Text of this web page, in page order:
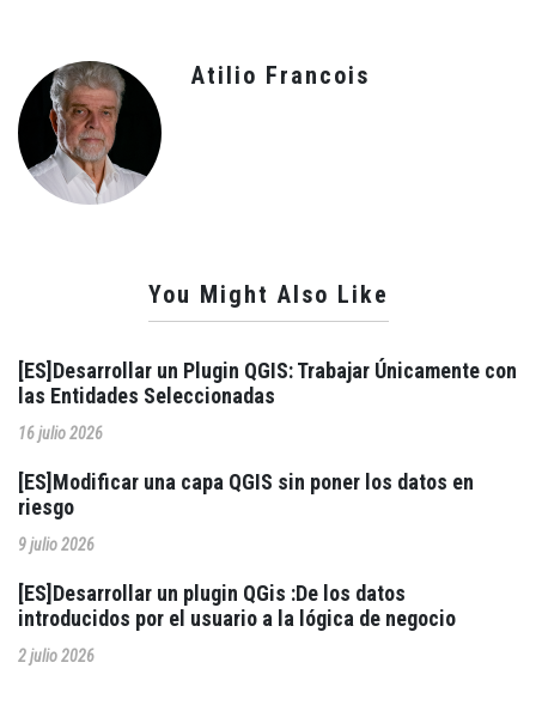
Atilio Francois
You Might Also Like
[ES]Desarrollar un Plugin QGIS: Trabajar Únicamente con
las Entidades Seleccionadas
16 julio 2026
[ES]Modificar una capa QGIS sin poner los datos en
riesgo
9 julio 2026
[ES]Desarrollar un plugin QGis :De los datos
introducidos por el usuario a la lógica de negocio
2 julio 2026